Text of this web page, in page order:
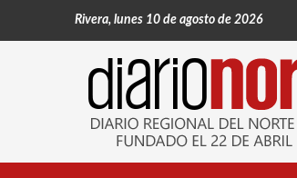
Rivera, lunes 10 de agosto de 2026